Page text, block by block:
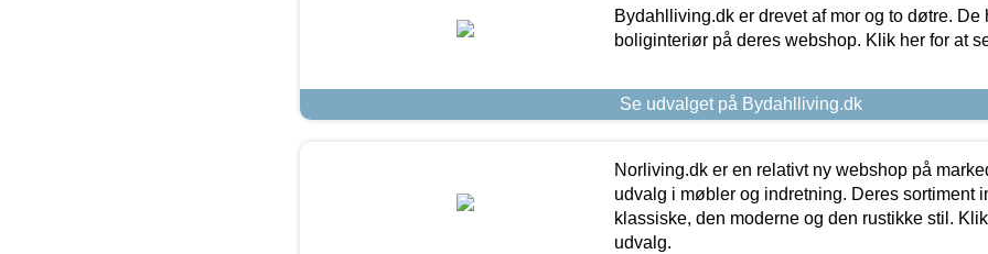
Bydahlliving.dk er drevet af mor og to døtre. De
boliginteriør på deres webshop. Klik her for at
Se udvalget på Bydahlliving.dk
Norliving.dk er en relativt ny webshop på
udvalg i møbler og indretning. Deres sortiment
klassiske, den moderne og den rustikke stil.
udvalg.